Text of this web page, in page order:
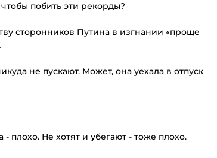
побить эти рекорды?
сторонников Путина в изгнании «проще
не пускают. Может, она уехала в отпуск
- плохо. Не хотят и убегают - тоже плохо.